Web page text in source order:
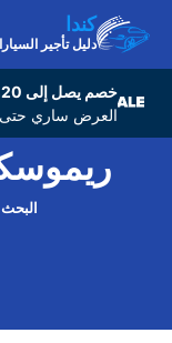
كندا
دليل تأجير
خصم يصل إلى 20% على تأجير السيارات في جميع أنحاء العالم
العرض ساري حتى ١١ أغسطس ٢٠٢٦ - استفد منه اليوم!